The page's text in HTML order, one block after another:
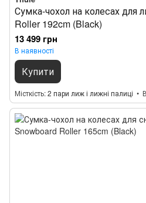
Сумка-чохол на колесах для
Roller 192cm (Black)
13 499 грн
В наявності
Купити
Місткість 2 пари лиж і лижні палиці